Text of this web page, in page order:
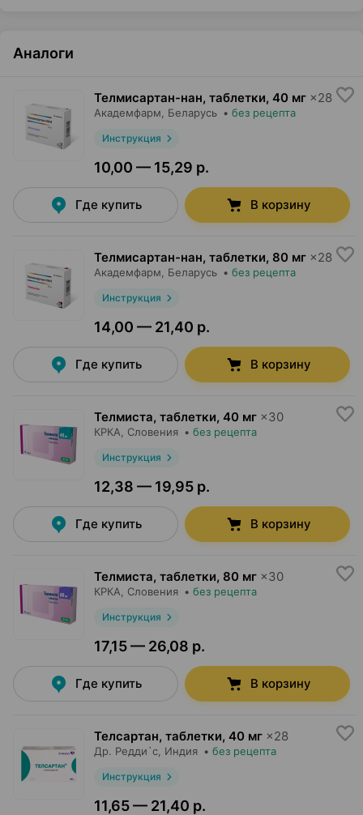
Аналоги
Телмисартан-нан, таблетки, 40 мг ×28
Академфарм , Беларусь • без рецепта
Инструкция
10,00 — 15,29 р.
Где купить В корзину
Телмисартан-нан, таблетки, 80 мг ×28
Академфарм , Беларусь • без рецепта
Инструкция
14,00 — 21,40 р.
Где купить В корзину
Телмиста, таблетки, 40 мг ×30
КРКА , Словения • без рецепта
Инструкция
12,38 — 19,95 р.
Где купить В корзину
Телмиста, таблетки, 80 мг ×30
КРКА , Словения • без рецепта
Инструкция
17,15 — 26,08 р.
Где купить В корзину
Телсартан, таблетки, 40 мг ×28
Др. Редди`с , Индия • без рецепта
Инструкция
11,65 — 21,40 р.